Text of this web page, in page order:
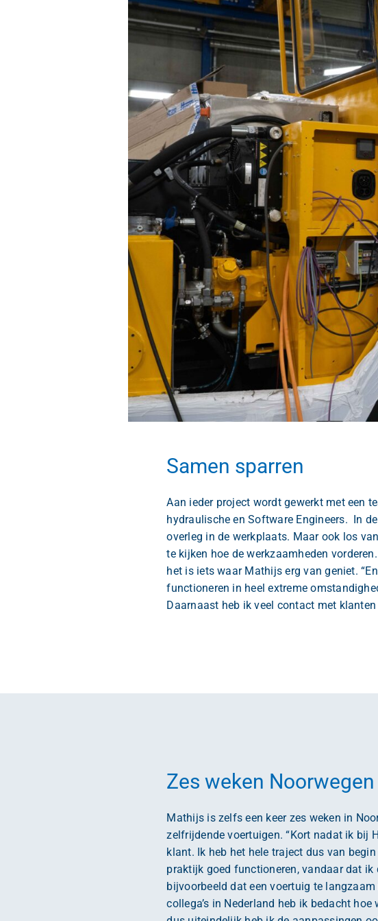
Samen sparren
Aan ieder project wordt gewerkt met een
hydraulische en Software Engineers. In
overleg in de werkplaats. Maar ook los
te kijken hoe de werkzaamheden
het is iets waar Mathijs erg van geniet.
functioneren in heel extreme
Daarnaast heb ik veel contact met
Zes weken Noorwegen
Mathijs is zelfs een keer zes weken in
zelfrijdende voertuigen. “Kort nadat ik bij
klant. Ik heb het hele traject dus van
praktijk goed functioneren, vandaar dat
bijvoorbeeld dat een voertuig te
collega’s in Nederland heb ik bedacht
L
U
R
R
L
LinkedIn URL*
Versturen